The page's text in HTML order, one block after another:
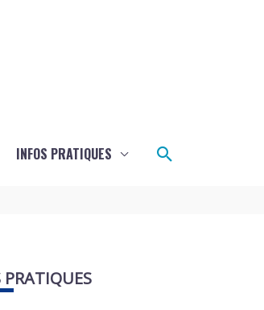
INFOS PRATIQUES Rechercher
PRATIQUES